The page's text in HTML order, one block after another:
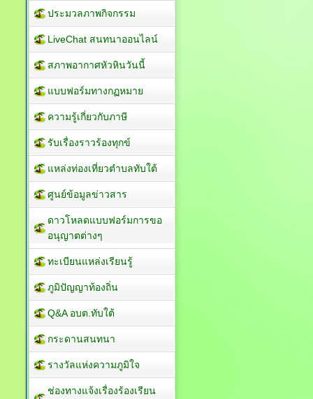
ประมวลภาพกิจกรรม
LiveChat สนทนาออนไลน์
สภาพอากาศหัวหินวันนี้
แบบฟอร์มทางกฏหมาย
ความรู้เกี่ยวกับภาษี
รับเรื่องราวร้องทุกข์
แหล่งท่องเที่ยวตำบลทับใต้
ศูนย์ข้อมูลข่าวสาร
ดาวโหลดแบบฟอร์มการขอ
อนุญาตต่างๆ
ทะเบียนแหล่งเรียนรู้
ภูมิปัญญาท้องถิ่น
Q&A อบต.ทับใต้
กระดานสนทนา
รางวัลแห่งความภูมิใจ
ช่องทางแจ้งเรื่องร้องเรียน